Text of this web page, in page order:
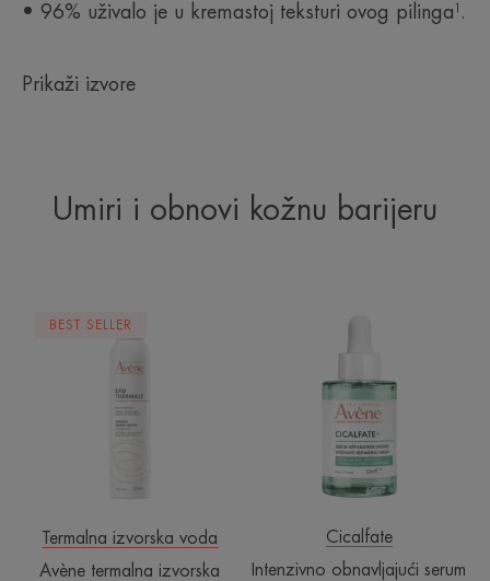
• 96% uživalo je u kremastoj teksturi ovog pilinga¹.
Prikaži izvore
Umiri i obnovi kožnu barijeru
termalna
izvorska
BEST SELLER
Termalna izvorska voda
Avène termalna izvorska
Cicalfate
Intenzivno obnavljajući serum